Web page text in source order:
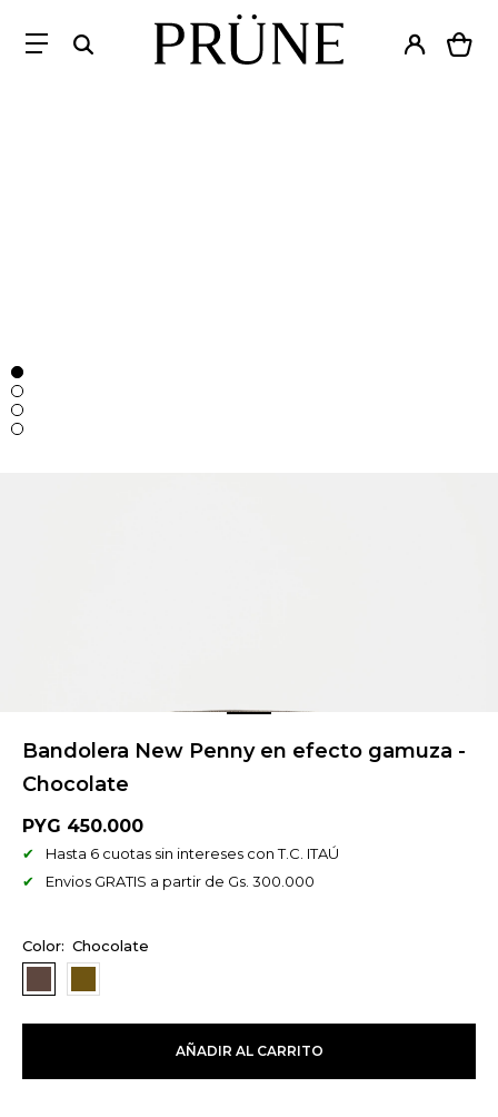
Bandolera New Penny en efecto gamuza -
Chocolate
PYG 450.000
Hasta 6 cuotas sin intereses con T.C. ITAÚ
Envios GRATIS a partir de Gs. 300.000
Chocolate
AÑADIR AL CARRITO